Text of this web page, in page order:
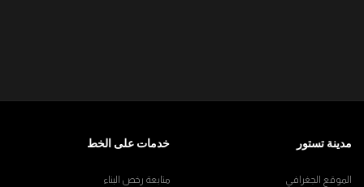
مدينة تستور
الموقع الجغرافي
خدمات على الخط
متابعة رخص البناء